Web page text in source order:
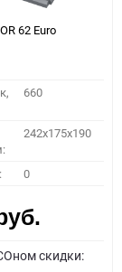
62 Euro
660
242x175x190
0
скидки: